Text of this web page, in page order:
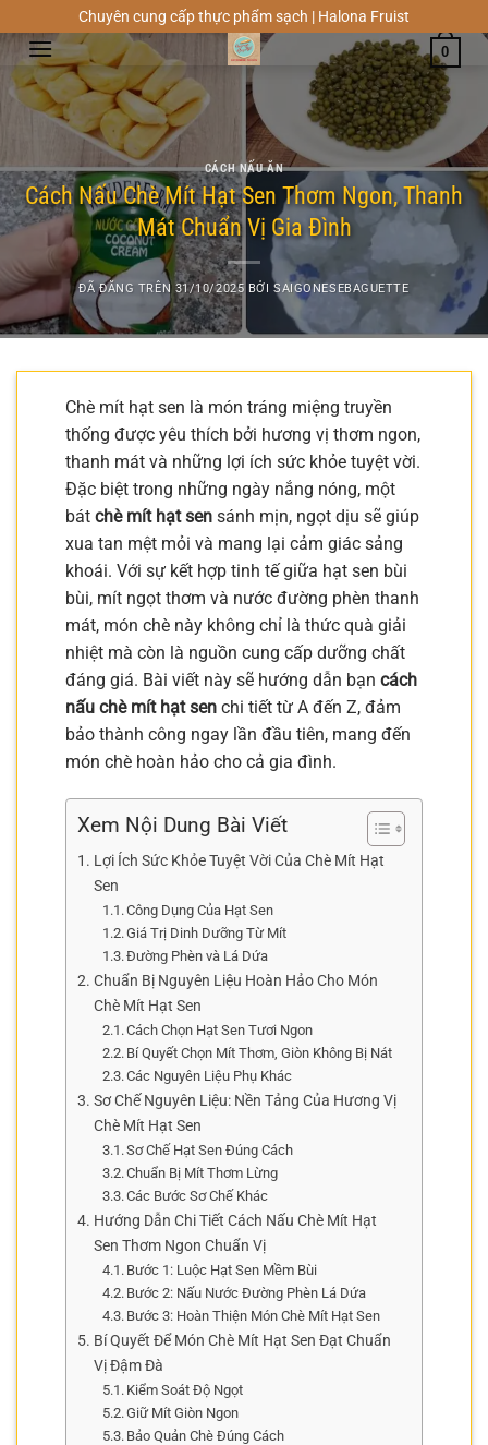
đến
nội
dung
Chuyên cung cấp thực phẩm sạch | Halona Fruist
0
CÁCH NẤU ĂN
Cách Nấu Chè Mít Hạt Sen Thơm Ngon, Thanh
Mát Chuẩn Vị Gia Đình
ĐÃ ĐĂNG TRÊN 31/10/2025 BỞISAIGONESEBAGUETTE
Chè mít hạt sen là món tráng miệng truyền
thống được yêu thích bởi hương vị thơm ngon,
thanh mát và những lợi ích sức khỏe tuyệt vời.
Đặc biệt trong những ngày nắng nóng, một
bát chè mít hạt sen sánh mịn, ngọt dịu sẽ giúp
xua tan mệt mỏi và mang lại cảm giác sảng
khoái. Với sự kết hợp tinh tế giữa hạt sen bùi
bùi, mít ngọt thơm và nước đường phèn thanh
mát, món chè này không chỉ là thức quà giải
nhiệt mà còn là nguồn cung cấp dưỡng chất
đáng giá. Bài viết này sẽ hướng dẫn bạn cách
nấu chè mít hạt sen chi tiết từ A đến Z, đảm
bảo thành công ngay lần đầu tiên, mang đến
món chè hoàn hảo cho cả gia đình.
Xem Nội Dung Bài Viết
Lợi Ích Sức Khỏe Tuyệt Vời Của Chè Mít Hạt
Sen
Công Dụng Của Hạt Sen
Giá Trị Dinh Dưỡng Từ Mít
Đường Phèn và Lá Dứa
Chuẩn Bị Nguyên Liệu Hoàn Hảo Cho Món
Chè Mít Hạt Sen
Cách Chọn Hạt Sen Tươi Ngon
Bí Quyết Chọn Mít Thơm, Giòn Không Bị Nát
Các Nguyên Liệu Phụ Khác
Sơ Chế Nguyên Liệu: Nền Tảng Của Hương Vị
Chè Mít Hạt Sen
Sơ Chế Hạt Sen Đúng Cách
Chuẩn Bị Mít Thơm Lừng
Các Bước Sơ Chế Khác
Hướng Dẫn Chi Tiết Cách Nấu Chè Mít Hạt
Sen Thơm Ngon Chuẩn Vị
Bước 1: Luộc Hạt Sen Mềm Bùi
Bước 2: Nấu Nước Đường Phèn Lá Dứa
Bước 3: Hoàn Thiện Món Chè Mít Hạt Sen
Bí Quyết Để Món Chè Mít Hạt Sen Đạt Chuẩn
Vị Đậm Đà
Kiểm Soát Độ Ngọt
Giữ Mít Giòn Ngon
Bảo Quản Chè Đúng Cách